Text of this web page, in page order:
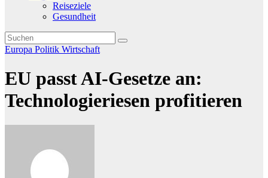
Reiseziele
Gesundheit
Europa Politik Wirtschaft
EU passt AI-Gesetze an:
Technologieriesen profitieren